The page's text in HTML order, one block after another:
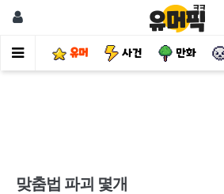
유머 사건 만화
맞춤법 파괴 몇개